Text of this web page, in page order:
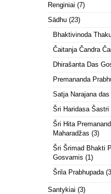
Renginiai (7)
Sādhu (23)
Bhaktivinoda
Čaitanja Čandra
Dhirašanta Das
Premananda
Satja Narajana
Šri Haridasa Šastri
Šri Hita
Maharadžas (3)
Šri Šrimad Bhakti
Gosvamis (1)
Šrila Prabhupada
Santykiai (3)